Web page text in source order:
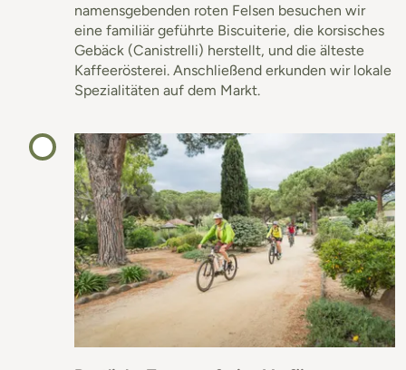
namensgebenden roten Felsen besuchen wir
eine familiär geführte Biscuiterie, die korsisches
Gebäck (Canistrelli) herstellt, und die älteste
Kaffeerösterei. Anschließend erkunden wir lokale
Spezialitäten auf dem Markt.